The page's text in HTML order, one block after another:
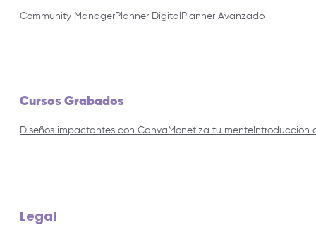
Community ManagerPlanner Digital Planner Avanzado
Cursos Grabados
Diseños impactantes con Canva Monetiza tu mente Introduccion
Legal